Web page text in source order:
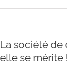
La société de
elle se mérite !